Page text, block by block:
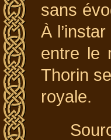
sans
À
entre le
Thorin
royale.